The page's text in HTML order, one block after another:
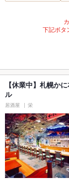
下記ボタ
【休業中】札幌
ル
居酒屋 栄